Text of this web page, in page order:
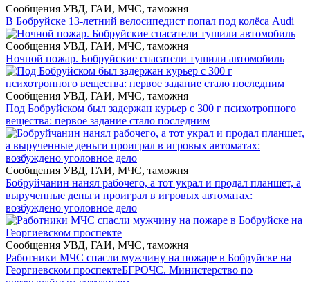
Сообщения УВД, ГАИ, МЧС, таможня
В Бобруйске 13-летний велосипедист попал под колёса Audi
Сообщения УВД, ГАИ, МЧС, таможня
Ночной пожар. Бобруйские спасатели тушили автомобиль
Сообщения УВД, ГАИ, МЧС, таможня
Под Бобруйском был задержан курьер с 300 г психотропного
вещества: первое задание стало последним
Сообщения УВД, ГАИ, МЧС, таможня
Бобруйчанин нанял рабочего, а тот украл и продал планшет, а
вырученные деньги проиграл в игровых автоматах:
возбуждено уголовное дело
Сообщения УВД, ГАИ, МЧС, таможня
Работники МЧС спасли мужчину на пожаре в Бобруйске на
Георгиевском проспектеБГРОЧС. Министерство по